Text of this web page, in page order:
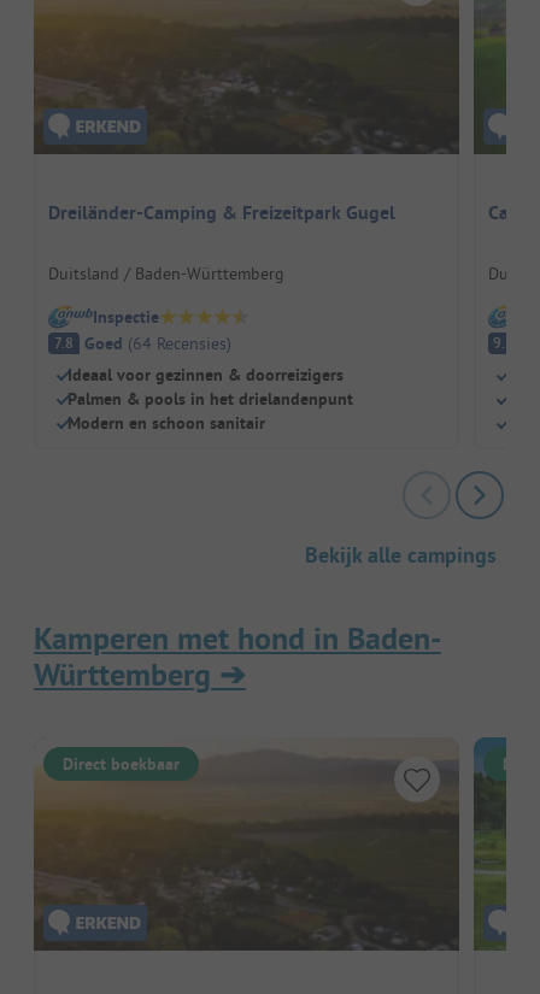
Dreiländer-Camping & Freizeitpark Gugel
Duitsland / Baden-Württemberg
Inspectie
7.8 Goed (64 Recensies)
Ideaal voor gezinnen & doorreizigers
Palmen & pools in het drielandenpunt
Modern en schoon sanitair
9.3
Bekijk alle campings
Kamperen met hond in Baden-
Württemberg ➔
Direct boekbaar